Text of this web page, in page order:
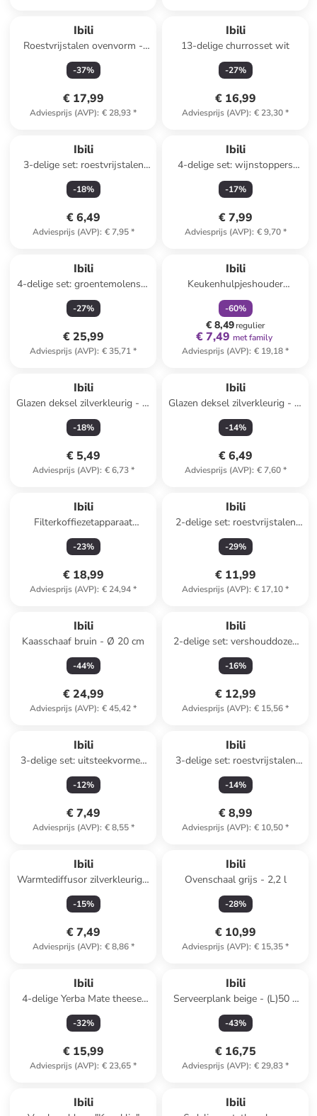
Ibili
Roestvrijstalen ovenvorm -
(B)41,5 x (H)6,2 x (D)29,4 cm
-37%
€ 17,99
Adviesprijs (AVP): € 28,93*
Ibili
13-delige churrosset wit
-27%
€ 16,99
Adviesprijs (AVP): € 23,30*
Ibili
3-delige set: roestvrijstalen
mengkommen - Ø 16 cm
-18%
€ 6,49
Adviesprijs (AVP): € 7,95*
Ibili
4-delige set: wijnstoppers
zwart 2x 2 stuks
-17%
€ 7,99
Adviesprijs (AVP): € 9,70*
Ibili
4-delige set: groentemolenset
zilverkleurig/rood - Ø 20cm
-27%
€ 25,99
Adviesprijs (AVP): € 35,71*
Ibili
Keukenhulpjeshouder
zilverkleurig - (L)18 x (B)22 cm
-60%
€ 8,49regulier
€ 7,49 met family
Adviesprijs (AVP): € 19,18*
Ibili
Glazen deksel zilverkleurig - Ø
18 cm
-18%
€ 5,49
Adviesprijs (AVP): € 6,73*
Ibili
Glazen deksel zilverkleurig - Ø
22 cm
-14%
€ 6,49
Adviesprijs (AVP): € 7,60*
Ibili
Filterkoffiezetapparaat
transparant - Ø 11,5 cm
-23%
€ 18,99
Adviesprijs (AVP): € 24,94*
Ibili
2-delige set: roestvrijstalen
mengkommen - Ø 29 cm
-29%
€ 11,99
Adviesprijs (AVP): € 17,10*
Ibili
Kaasschaaf bruin - Ø 20 cm
-44%
€ 24,99
Adviesprijs (AVP): € 45,42*
Ibili
2-delige set: vershouddozen
"Keepklin" zilverkleurig - 300
ml
-16%
€ 12,99
Adviesprijs (AVP): € 15,56*
Ibili
3-delige set: uitsteekvormen
wit
-12%
€ 7,49
Adviesprijs (AVP): € 8,55*
Ibili
3-delige set: roestvrijstalen
mengkommen - Ø 19 cm
-14%
€ 8,99
Adviesprijs (AVP): € 10,50*
Ibili
Warmtediffusor zilverkleurig -
Ø 21 cm
-15%
€ 7,49
Adviesprijs (AVP): € 8,86*
Ibili
Ovenschaal grijs - 2,2 l
-28%
€ 10,99
Adviesprijs (AVP): € 15,35*
Ibili
4-delige Yerba Mate theeset
zwart
-32%
€ 15,99
Adviesprijs (AVP): € 23,65*
Ibili
Serveerplank beige - (L)50 x
(B)36 cm
-43%
€ 16,75
Adviesprijs (AVP): € 29,83*
Ibili Ibili